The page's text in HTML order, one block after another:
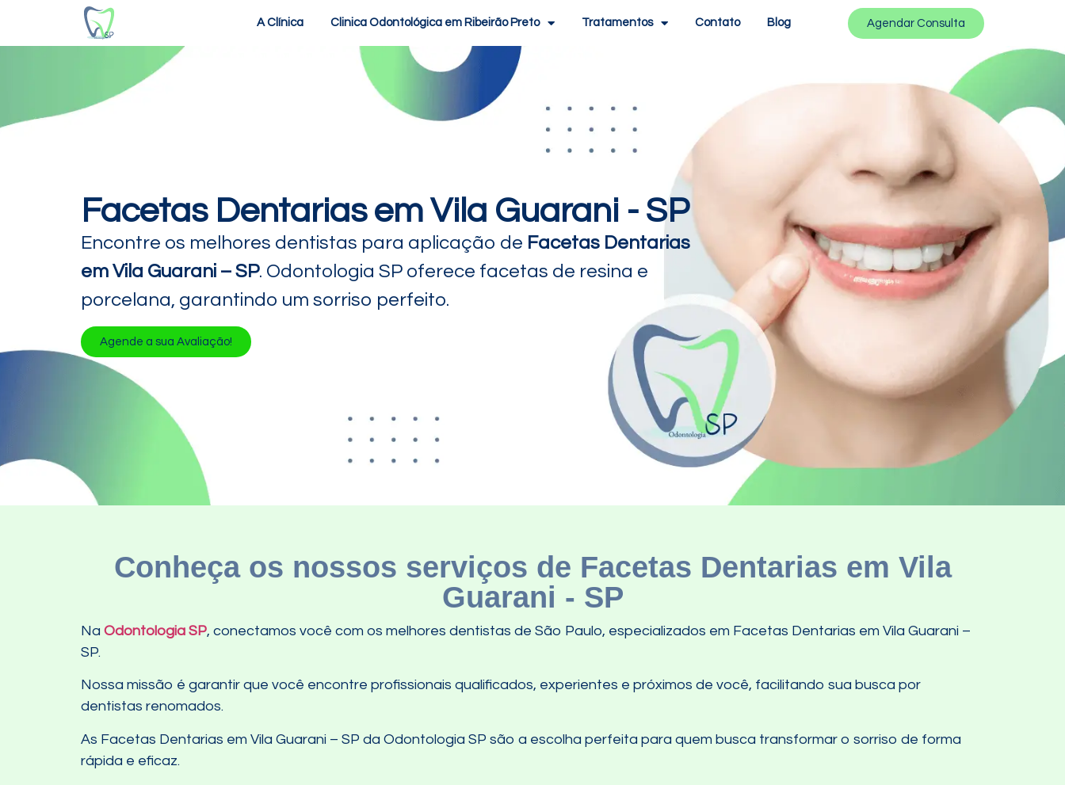
A Clínica Clinica Odontológica em Ribeirão Preto Tratamentos Contato Blog Agendar Consulta
Facetas Dentarias em Vila Guarani - SP
Encontre os melhores dentistas para aplicação de Facetas Dentarias
em Vila Guarani – SP. Odontologia SP oferece facetas de resina e
porcelana, garantindo um sorriso perfeito.
Agende a sua Avaliação!
Conheça os nossos serviços de Facetas Dentarias em Vila
Guarani - SP
Na Odontologia SP, conectamos você com os melhores dentistas de São Paulo, especializados em Facetas Dentarias em Vila Guarani –
SP.
Nossa missão é garantir que você encontre profissionais qualificados, experientes e próximos de você, facilitando sua busca por
dentistas renomados.
As Facetas Dentarias em Vila Guarani – SP da Odontologia SP são a escolha perfeita para quem busca transformar o sorriso de forma
rápida e eficaz.